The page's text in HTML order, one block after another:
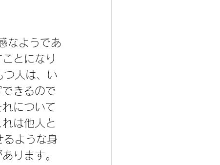
とになり
つ人は、い
きるので
について
は他人と
るような身
ります。